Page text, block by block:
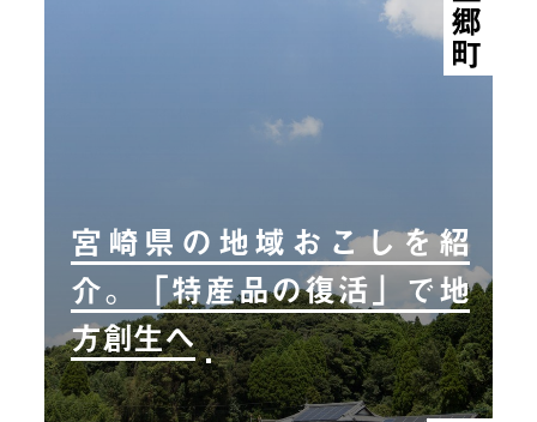
宮崎県の地域おこしを紹
介。「特産品の復活」で地
方創生へ